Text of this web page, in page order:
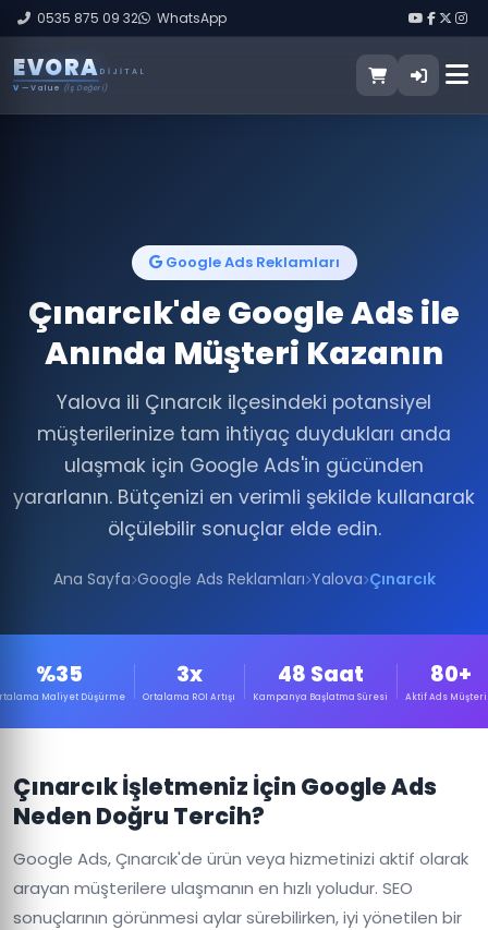
0535 875 09 32 WhatsApp
EVORA DIJITAL
V — Value (İş Değeri)
Google Ads Reklamları
Çınarcık'de Google Ads ile
Anında Müşteri Kazanın
Yalova ili Çınarcık ilçesindeki potansiyel
müşterilerinize tam ihtiyaç duydukları anda
ulaşmak için Google Ads'in gücünden
yararlanın. Bütçenizi en verimli şekilde kullanarak
ölçülebilir sonuçlar elde edin.
Ana Sayfa Google Ads Reklamları Yalova Çınarcık
%35
Maliyet Düşürme
3x
Ortalama ROI Artışı
48 Saat
Kampanya Başlatma Süresi
80+
Aktif Ads
Çınarcık İşletmeniz İçin Google Ads
Neden Doğru Tercih?
Google Ads, Çınarcık'de ürün veya hizmetinizi aktif olarak
arayan müşterilere ulaşmanın en hızlı yoludur. SEO
sonuçlarının görünmesi aylar sürebilirken, iyi yönetilen bir